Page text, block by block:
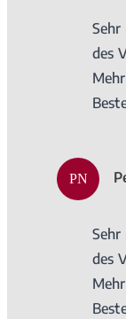
des
PN
des